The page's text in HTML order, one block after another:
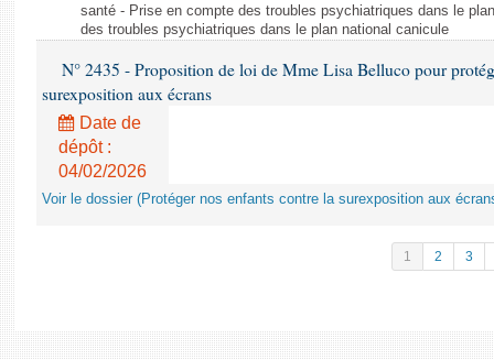
santé - Prise en compte des troubles psychiatriques dans le
des troubles psychiatriques dans le plan national canicule
N° 2435 - Proposition de loi de Mme Lisa Belluco pour
surexposition aux écrans
Date de
dépôt :
04/02/2026
Voir le dossier (Protéger nos enfants contre la surexposition aux
1 2 3